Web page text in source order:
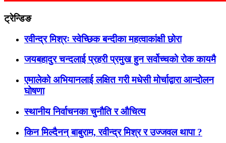
ट्रेन्डिङ
रवीन्द्र मिश्रः स्वेच्छिक बन्दीका महत्वाकांक्षी छोरा
जयबहादुर चन्दलाई प्रहरी प्रमुख हुन सर्वोच्चको रोक कायमै
एमालेको अभियानलाई लक्षित गरी मधेसी मोर्चाद्वारा आन्दोलन
घोषणा
स्थानीय निर्वाचनका चुनौति र औचित्य
किन मिल्दैनन् बाबुराम, रवीन्द्र मिश्र र उज्जवल थापा ?